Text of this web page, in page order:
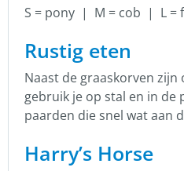
S = pony | M = cob | L =
Rustig eten
Naast de graaskorven zijn
gebruik je op stal en in
paarden die snel wat aan
Harry’s Horse